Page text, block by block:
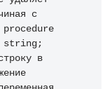
с
string;
в